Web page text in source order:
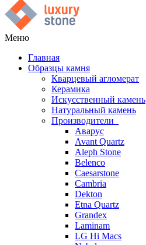
Меню
Главная
Образцы камня
Кварцевый агломерат
Керамика
Искусственный камень
Натуральный камень
Производители
Аварус
Avant Quartz
Aleph Stone
Belenco
Caesarstone
Cambria
Dekton
Etna Quartz
Grandex
Laminam
LG Hi Macs